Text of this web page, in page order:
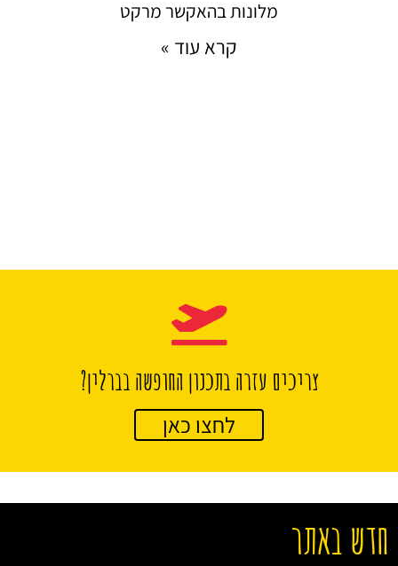
מלונות בהאקשר מרקט
קרא עוד »
צריכים עזרה בתכנון החופשה בברלין?
לחצו כאן
חדש באתר